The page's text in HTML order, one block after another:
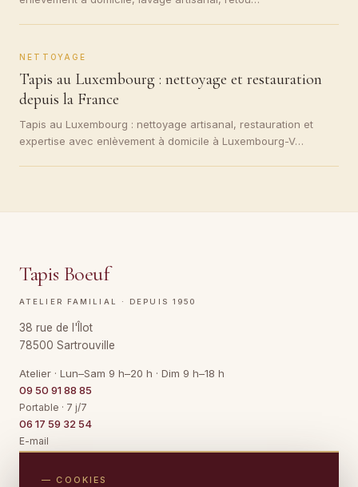
NETTOYAGE
Tapis au Luxembourg : nettoyage et restauration
depuis la France
Tapis au Luxembourg : nettoyage artisanal, restauration et
expertise avec enlèvement à domicile à Luxembourg-V…
Tapis Boeuf
ATELIER FAMILIAL · DEPUIS 1950
38 rue de l'Îlot
78500 Sartrouville
Atelier · Lun–Sam 9 h–20 h · Dim 9 h–18 h
09 50 91 88 85
Portable · 7 j/7
06 17 59 32 54
E-mail
— COOKIES